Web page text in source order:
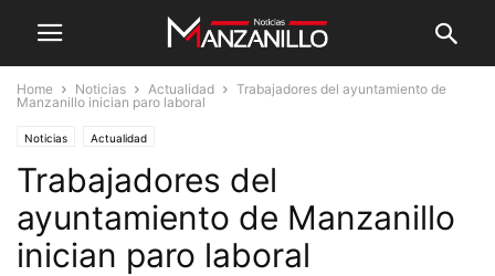
Home Noticias Actualidad
Trabajadores del ayuntamiento de
Manzanillo inician paro laboral
Noticias Actualidad
Trabajadores del
ayuntamiento de Manzanillo
inician paro laboral